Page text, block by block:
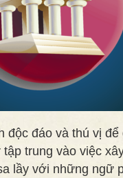
độc đáo và thú vị để
trung vào việc
lầy với những ngữ